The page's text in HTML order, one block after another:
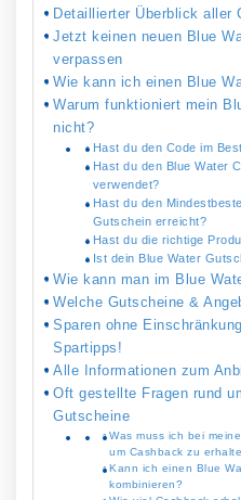
Detaillierter Überblick aller
Jetzt keinen neuen Blue
verpassen
Wie kann ich einen Blue
Warum funktioniert mein
nicht?
Hast du den Code im
Hast du den Blue Water
verwendet?
Hast du den
Gutschein erreicht?
Hast du die richtige
Ist dein Blue Water
Wie kann man im Blue
Welche Gutscheine &
Sparen ohne
Spartipps!
Alle Informationen zum
Oft gestellte Fragen rund
Gutscheine
Was muss ich bei
um Cashback zu
Kann ich einen Blue
kombinieren?